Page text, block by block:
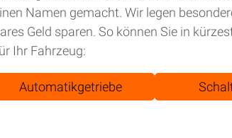
Namen gemacht. Wir legen
Geld sparen. So können Sie in
Ihr Fahrzeug:
Automatikgetriebe